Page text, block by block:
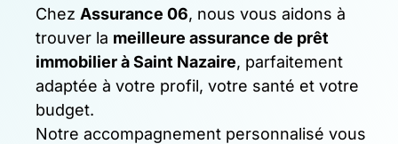
Chez Assurance 06, nous vous aidons à
trouver la meilleure assurance de prêt
immobilier à Saint Nazaire, parfaitement
adaptée à votre profil, votre santé et votre
budget.
Notre accompagnement personnalisé vous